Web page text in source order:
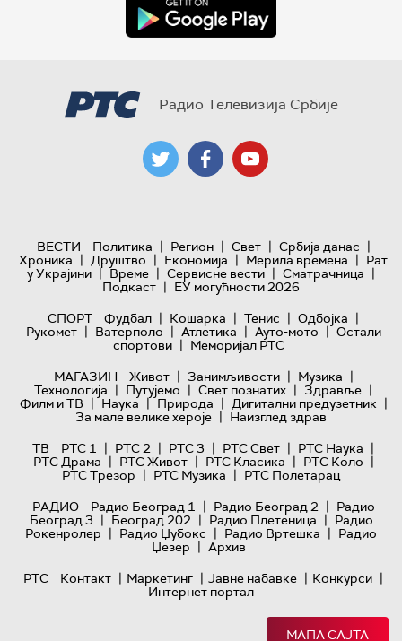
Радио Телевизија Србије
ВЕСТИ Политика | Регион | Свет | Србија данас |
Хроника | Друштво | Економија | Мерила времена | Рат
у Украјини | Време | Сервисне вести | Сматрачница |
Подкаст | ЕУ могућности 2026
СПОРТ
Фудбал | Кошарка | Тенис | Одбојка |
Рукомет | Ватерполо | Атлетика | Ауто-мото | Остали
спортови | Меморијал РТС
МАГАЗИН
Живот | Занимљивости | Музика |
Технологијa | Путујемо | Свет познатих | Здравље |
Филм и ТВ | Наука | Природа | Дигитални предузетник |
За мале велике хероје | Наизглед здрав
ТВ
РТС 1 | РТС 2 | РТС 3 | РТС Свет | РТС Наука |
РТС Драма | РТС Живот | РТС Класика | РТС Коло |
РТС Трезор | РТС Музика | РТС Полетарац
РАДИО
Радио Београд 1 | Радио Београд 2 | Радио
Београд 3 | Београд 202 | Радио Плетеница | Радио
Рокенролер | Радио Џубокс | Радио Вртешка | Радио
Џезер | Архив
РТС
Контакт | Маркетинг | Јавне набавке | Конкурси |
Интернет портал
МАПА САЈТА